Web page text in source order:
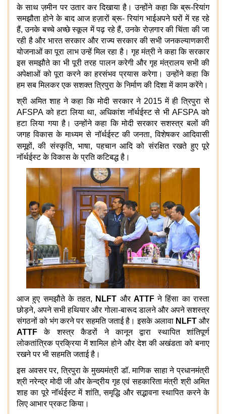
के साथ ज़मीन पर उतार कर दिखाया है। उन्होंने कहा कि ब्रू-रियांग
समझौता होने के बाद आज हज़ारों ब्रू- रियांग भाईअपने घरों में रह रहे
हैं, उनके बच्चे अच्छे स्कूल में पढ़ रहे हैं, उनके रोज़गार की चिंता की जा
रही है और भारत सरकार और राज्य सरकार की सभी जनकल्याणकारी
योजनाओं का पूरा लाभ उन्हें मिल रहा है। गृह मंत्री ने कहा कि सरकार
इस समझौते का भी पूरी तरह पालन करेगी और गृह मंत्रालय सभी की
अपेक्षाओं को पूरा करने का हरसंभव प्रयास करेगा। उन्होंने कहा कि
हम सब मिलकर एक सशक्त त्रिपुरा के निर्माण की दिशा में काम करेंगे।
श्री अमित शाह ने कहा कि मोदी सरकार ने 2015 में ही त्रिपुरा से
AFSPA को हटा लिया था, अधिकांश नॉर्थईस्ट से भी AFSPA को
हटा लिया गया है। उन्होंने कहा कि मोदी सरकार सशस्त्र बलों की
जगह विकास के माध्यम से नॉर्थईस्ट की जनता, विशेषकर आदिवासी
समूहों, की संस्कृति, भाषा, पहचान आदि को संरक्षित रखते हुए पूरे
नॉर्थईस्ट के विकास के प्रति कटिबद्ध है।
आज हुए समझौते के तहत, NLFT और ATTFने हिंसा का रास्ता
छोड़ने, अपने सभी हथियार और गोला-बारूद डालने और अपने सशस्त्र
संगठनों को भंग करने पर सहमति जताई है। इसके अलावा NLFT और
ATTFके
शस्त्र कैडरों ने कानून द्वारा स्थापित शांतिपूर्ण
लोकतांत्रिक प्रक्रिया में शामिल होने और देश की अखंडता को बनाए
रखने पर भी सहमति जताई है।
इस अवसर पर, त्रिपुरा के मुख्यमंत्री डॉ. माणिक साहा ने प्रधानमंत्री
श्री नरेन्द्र मोदी जी और केन्द्रीय गृह एवं सहकारिता मंत्री श्री अमित
शाह का पूरे नॉर्थईस्ट में शांति, समृद्धि और सद्भावना स्थापित करने के
लिए आभार प्रकट किया।